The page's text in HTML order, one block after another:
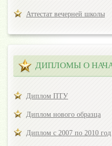
Аттестат вечерней школы
ДИПЛОМЫ О
Диплом ПТУ
Диплом нового образца
Диплом с 2007 по 2010 год